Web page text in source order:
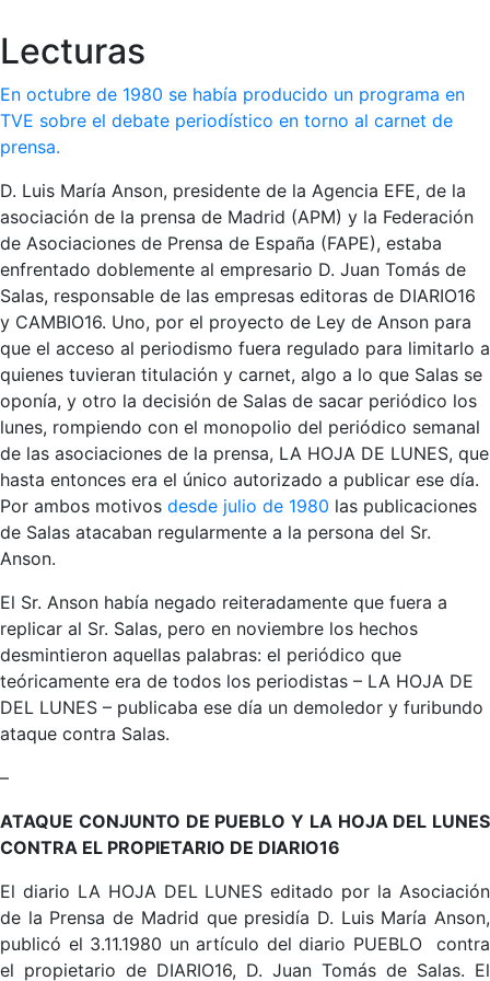
Lecturas
En octubre de 1980 se había producido un programa en
TVE sobre el debate periodístico en torno al carnet de
prensa.
D. Luis María Anson, presidente de la Agencia EFE, de la
asociación de la prensa de Madrid (APM) y la Federación
de Asociaciones de Prensa de España (FAPE), estaba
enfrentado doblemente al empresario D. Juan Tomás de
Salas, responsable de las empresas editoras de DIARIO16
y CAMBIO16. Uno, por el proyecto de Ley de Anson para
que el acceso al periodismo fuera regulado para limitarlo a
quienes tuvieran titulación y carnet, algo a lo que Salas se
oponía, y otro la decisión de Salas de sacar periódico los
lunes, rompiendo con el monopolio del periódico semanal
de las asociaciones de la prensa, LA HOJA DE LUNES, que
hasta entonces era el único autorizado a publicar ese día.
Por ambos motivos desde julio de 1980 las publicaciones
de Salas atacaban regularmente a la persona del Sr.
Anson.
El Sr. Anson había negado reiteradamente que fuera a
replicar al Sr. Salas, pero en noviembre los hechos
desmintieron aquellas palabras: el periódico que
teóricamente era de todos los periodistas – LA HOJA DE
DEL LUNES – publicaba ese día un demoledor y furibundo
ataque contra Salas.
–
ATAQUE CONJUNTO DE PUEBLO Y LA HOJA DEL LUNES
CONTRA EL PROPIETARIO DE DIARIO16
El diario LA HOJA DEL LUNES editado por la Asociación
de la Prensa de Madrid que presidía D. Luis María Anson,
publicó el 3.11.1980 un artículo del diario PUEBLO contra
el propietario de DIARIO16, D. Juan Tomás de Salas. El